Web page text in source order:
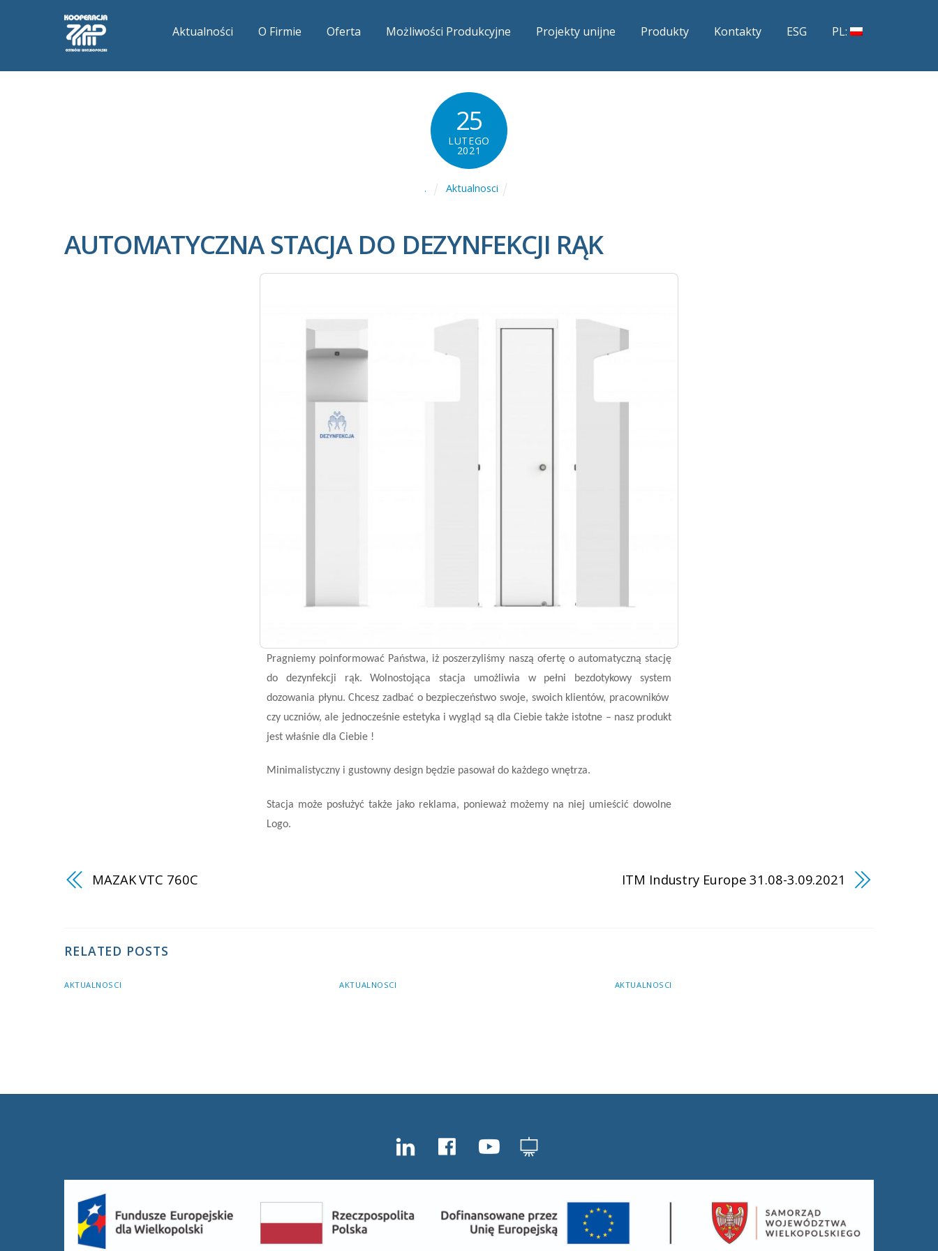
Aktualności O Firmie Oferta Możliwości Produkcyjne Projekty unijne Produkty Kontakty ESG PL:
25
LUTEGO
2021
. Aktualnosci
AUTOMATYCZNA STACJA DO DEZYNFEKCJI RĄK
Pragniemy poinformować Państwa, iż poszerzyliśmy naszą ofertę o automatyczną stację
do dezynfekcji rąk.Wolnostojąca stacja umożliwia w pełni bezdotykowy system
dozowania płynu. Chcesz zadbać o bezpieczeństwo swoje, swoich klientów, pracowników
czy uczniów, ale jednocześnie estetyka i wygląd są dla Ciebie także istotne – nasz produkt
jest właśnie dla Ciebie !
Minimalistyczny i gustowny design będzie pasował do każdego wnętrza.
Stacja może posłużyć także jako reklama, ponieważ możemy na niej umieścić dowolne
Logo.
MAZAK VTC 760C ITM Industry Europe 31.08-3.09.2021
RELATED POSTS
AKTUALNOSCI AKTUALNOSCI AKTUALNOSCI